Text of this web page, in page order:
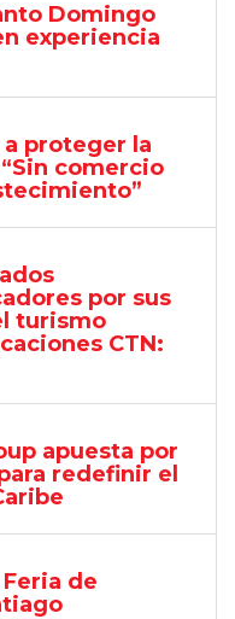
Domingo
experiencia
a proteger la
comercio
por sus
turismo
CTN:
apuesta por
redefinir el
de